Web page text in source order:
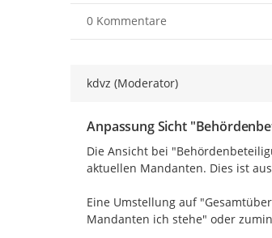
0 Kommentare
kdvz (Moderator)
Anpassung Sicht
Die Ansicht bei
aktuellen Mandanten. Dies ist
Eine Umstellung auf
Mandanten ich stehe" oder